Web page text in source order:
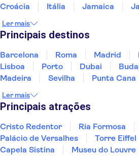
Croácia
Itália Jamaica
Portugal
Singapura
Ler mais
Principais destinos
Barcelona Roma Madrid
Lisboa
Porto Dubai
Madeira
Sevilha Punta Cana
Sesimbra
Ler mais
Principais atrações
Cristo Redentor Ria Formosa
Palácio de Versalhes
Torre Eiffel
Capela Sistina
Museu do Louvre